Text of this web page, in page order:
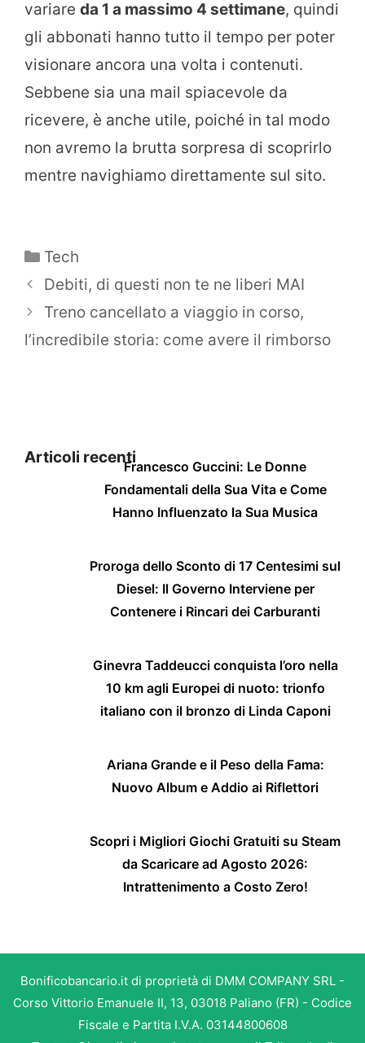
variare da 1 a massimo 4 settimane, quindi
gli abbonati hanno tutto il tempo per poter
visionare ancora una volta i contenuti.
Sebbene sia una mail spiacevole da
ricevere, è anche utile, poiché in tal modo
non avremo la brutta sorpresa di scoprirlo
mentre navighiamo direttamente sul sito.
Categorie
Tech
Debiti, di questi non te ne liberi MAI
Treno cancellato a viaggio in corso,
l’incredibile storia: come avere il rimborso
Articoli recentiFrancesco Guccini: Le Donne
Fondamentali della Sua Vita e Come
Hanno Influenzato la Sua Musica
Proroga dello Sconto di 17 Centesimi sul
Diesel: Il Governo Interviene per
Contenere i Rincari dei Carburanti
Ginevra Taddeucci conquista l’oro nella
10 km agli Europei di nuoto: trionfo
italiano con il bronzo di Linda Caponi
Ariana Grande e il Peso della Fama:
Nuovo Album e Addio ai Riflettori
Scopri i Migliori Giochi Gratuiti su Steam
da Scaricare ad Agosto 2026:
Intrattenimento a Costo Zero!
Bonificobancario.it di proprietà di DMM COMPANY SRL -
Corso Vittorio Emanuele II, 13, 03018 Paliano (FR) - Codice
Fiscale e Partita I.V.A. 03144800608